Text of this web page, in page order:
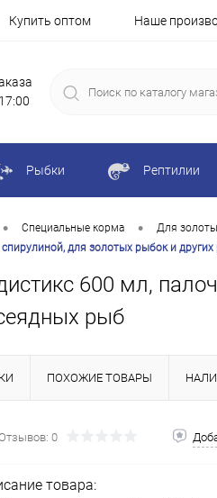
Купить оптом Наше
Рыбки Рептилии
• Специальные корма • Для
для золотых рыбок и
600 мл,
рыб
ПОХОЖИЕ ТОВАРЫ
0
товара: